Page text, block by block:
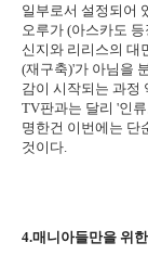
일부로서 설정되어
오루가 (아스카도
신지와 리리스의 대
(재구축)'가 아님을
감이 시작되는 과정
TV판과는 달리 '인
명한건 이번에는 단
것이다.
4.매니아들만을 위